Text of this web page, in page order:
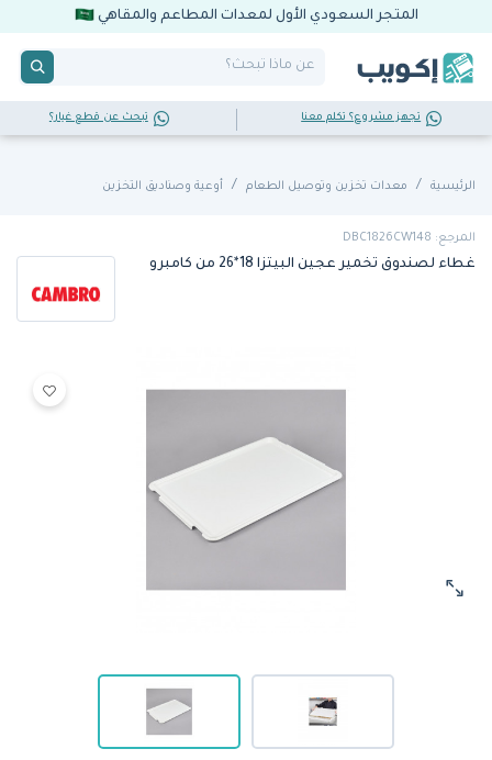
المتجر السعودي الأول لمعدات المطاعم والمقاهي
تجهز مشروع؟ تكلم معنا تبحث عن قطع غيار؟
الرئيسية معدات تخزين وتوصيل الطعام أوعية وصناديق التخزين
المرجع: DBC1826CW148
غطاء لصندوق تخمير عجين البيتزا 18*26 من كامبرو